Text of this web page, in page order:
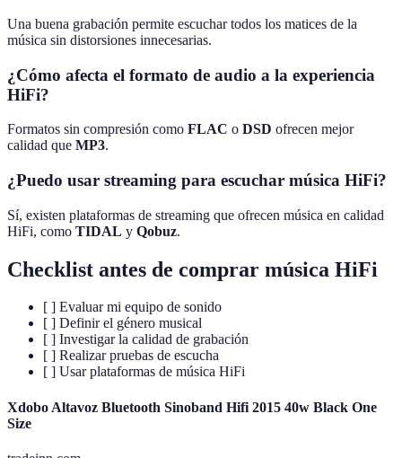
Una buena grabación permite escuchar todos los matices de la
música sin distorsiones innecesarias.
¿Cómo afecta el formato de audio a la experiencia
HiFi?
Formatos sin compresión como FLAC o DSD ofrecen mejor
calidad que MP3.
¿Puedo usar streaming para escuchar música HiFi?
Sí, existen plataformas de streaming que ofrecen música en calidad
HiFi, como TIDAL y Qobuz.
Checklist antes de comprar música HiFi
[ ] Evaluar mi equipo de sonido
[ ] Definir el género musical
[ ] Investigar la calidad de grabación
[ ] Realizar pruebas de escucha
[ ] Usar plataformas de música HiFi
Xdobo Altavoz Bluetooth Sinoband Hifi 2015 40w Black One
Size